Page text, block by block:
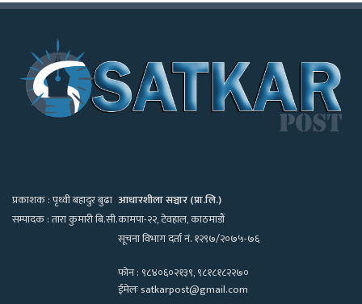
प्रकाशक : पृथ्वी बहादुर बुढा
सम्पादक : तारा कुमारी बि.सी.
आधारशीला सञ्चार (प्रा.लि.)
कामपा-२२, टेवहाल, काठमाडाैं
सूचना विभाग दर्ता नं. १२९७/२०७५-७६
फोन : ९८४०६०२१३९, ९८१८१८२२७०
ईमेलः satkarpost@gmail.com